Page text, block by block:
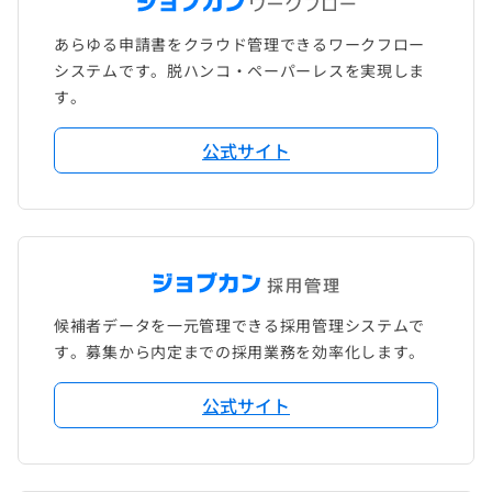
あらゆる申請書をクラウド管理できるワークフロー
システムです。脱ハンコ・ペーパーレスを実現しま
す。
公式サイト
候補者データを一元管理できる採用管理システムで
す。募集から内定までの採用業務を効率化します。
公式サイト